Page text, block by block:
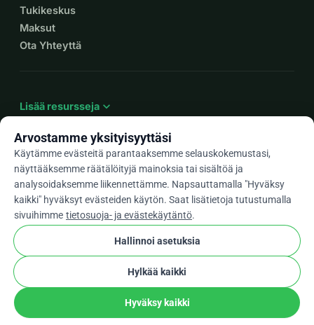
Tukikeskus
Maksut
Ota Yhteyttä
Lisää resursseja expand_more
Fiarrow_drop_down
★★★★★4,9 / 5 yli 500 arvostelun perusteella
WhyDonate Yksityisyys ja evästeet
Käyttöehdot
Evästeasetukset
stripe check Vahvistettu Kumppani
Arvostamme yksityisyyttäsi
Käytämme evästeitä parantaaksemme selauskokemustasi,
näyttääksemme räätälöityjä mainoksia tai sisältöä ja
analysoidaksemme liikennettämme. Napsauttamalla "Hyväksy
kaikki" hyväksyt evästeiden käytön. Saat lisätietoja tutustumalla
sivuihimme tietosuoja- ja evästekäytäntö.
Hallinnoi asetuksia
Hylkää kaikki
Hyväksy kaikki